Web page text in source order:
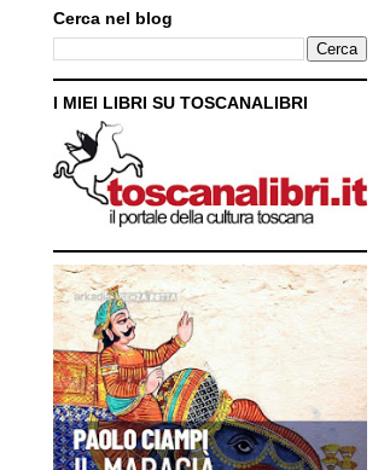
Cerca nel blog
I MIEI LIBRI SU TOSCANALIBRI